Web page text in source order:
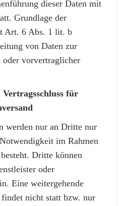
dieser Daten mit
Grundlage der
Art. 6 Abs. 1 lit. b
von Daten zur
vorvertraglicher
für
werden nur an Dritte nur
im Rahmen
Dritte können
oder
Eine weitergehende
nicht statt bzw. nur